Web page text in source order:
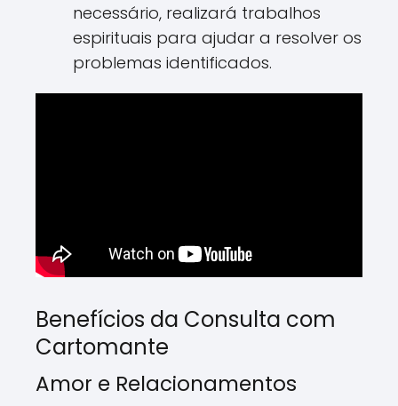
necessário, realizará trabalhos
espirituais para ajudar a resolver os
problemas identificados.
Benefícios da Consulta com
Cartomante
Amor e Relacionamentos